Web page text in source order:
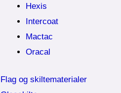
Hexis
Intercoat
Mactac
Oracal
Flag og skiltematerialer